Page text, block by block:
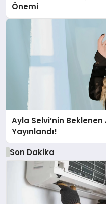
Önemi
Ayla Selvi’nin Beklenen
Yayınlandı!
Son Dakika